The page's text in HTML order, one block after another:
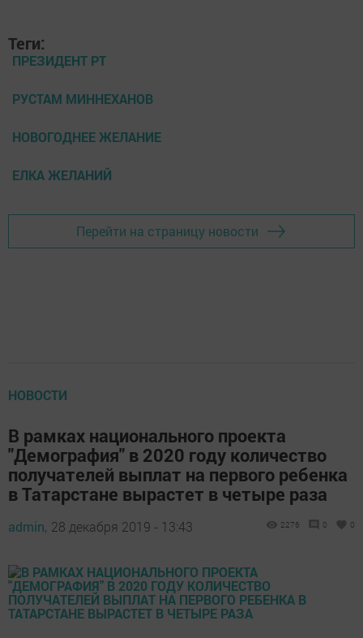
Теги:
ПРЕЗИДЕНТ РТ
РУСТАМ МИННЕХАНОВ
НОВОГОДНЕЕ ЖЕЛАНИЕ
ЕЛКА ЖЕЛАНИЙ
Перейти на страницу новости
НОВОСТИ
В рамках национального проекта
"Демография" в 2020 году количество
получателей выплат на первого ребенка
в Татарстане вырастет в четыре раза
admin, 28 декабря 2019 - 13:43 2276 0 0